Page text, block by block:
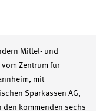
Mittel- und
Zentrum für
mit
Sparkassen AG,
kommenden sechs